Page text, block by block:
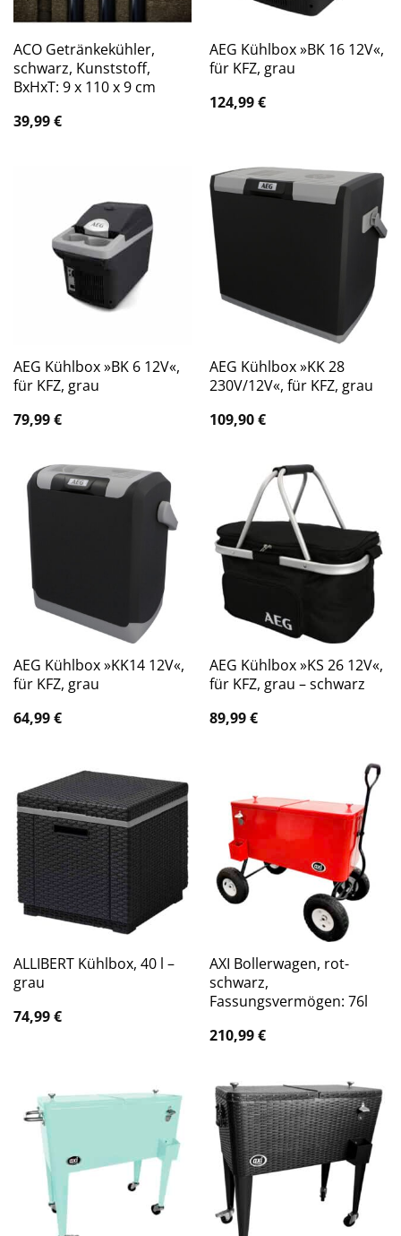
ACO Getränkekühler,
schwarz, Kunststoff,
BxHxT: 9 x 110 x 9 cm
39,99€
AEG Kühlbox »BK 16 12V«,
für KFZ, grau
124,99€
AEG Kühlbox »BK 6 12V«,
für KFZ, grau
79,99€
AEG Kühlbox »KK 28
230V/12V«, für KFZ, grau
109,90€
AEG Kühlbox »KK14 12V«,
für KFZ, grau
64,99€
AEG Kühlbox »KS 26 12V«,
für KFZ, grau – schwarz
89,99€
ALLIBERT Kühlbox, 40 l –
grau
74,99€
AXI Bollerwagen, rot-
schwarz,
Fassungsvermögen: 76l
210,99€